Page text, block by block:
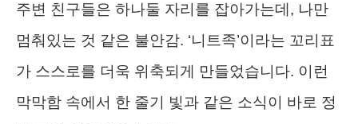
주변 친구들은 하나둘 자리를 잡아가는데, 나만
멈춰있는 것 같은 불안감. ‘니트족’이라는 꼬리표
가 스스로를 더욱 위축되게 만들었습니다. 이런
막막함 속에서 한 줄기 빛과 같은 소식이 바로 정